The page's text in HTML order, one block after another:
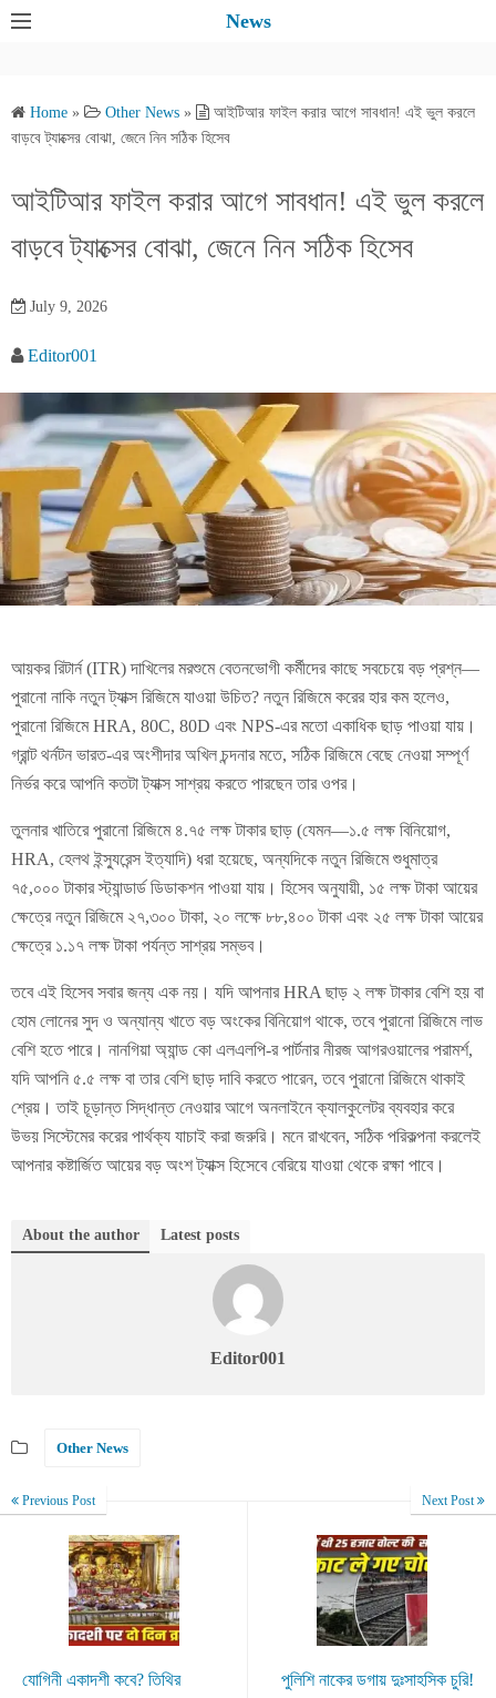
News
Home » Other News »
আইটিআর ফাইল করার আগে সাবধান! এই ভুল করলে
বাড়বে ট্যাক্সের বোঝা, জেনে নিন সঠিক হিসেব
আইটিআর ফাইল করার আগে সাবধান! এই ভুল করলে
বাড়বে ট্যাক্সের বোঝা, জেনে নিন সঠিক হিসেব
July 9, 2026
Editor001
আয়কর রিটার্ন (ITR) দাখিলের মরশুমে বেতনভোগী কর্মীদের কাছে সবচেয়ে বড় প্রশ্ন—
পুরানো নাকি নতুন ট্যাক্স রিজিমে যাওয়া উচিত? নতুন রিজিমে করের হার কম হলেও,
পুরানো রিজিমে HRA, 80C, 80D এবং NPS-এর মতো একাধিক ছাড় পাওয়া যায়।
গ্রান্ট থর্নটন ভারত-এর অংশীদার অখিল চন্দনার মতে, সঠিক রিজিমে বেছে নেওয়া সম্পূর্ণ
নির্ভর করে আপনি কতটা ট্যাক্স সাশ্রয় করতে পারছেন তার ওপর।
তুলনার খাতিরে পুরানো রিজিমে ৪.৭৫ লক্ষ টাকার ছাড় (যেমন—১.৫ লক্ষ বিনিয়োগ,
HRA, হেলথ ইন্স্যুরেন্স ইত্যাদি) ধরা হয়েছে, অন্যদিকে নতুন রিজিমে শুধুমাত্র
৭৫,০০০ টাকার স্ট্যান্ডার্ড ডিডাকশন পাওয়া যায়। হিসেব অনুযায়ী, ১৫ লক্ষ টাকা আয়ের
ক্ষেত্রে নতুন রিজিমে ২৭,৩০০ টাকা, ২০ লক্ষে ৮৮,৪০০ টাকা এবং ২৫ লক্ষ টাকা আয়ের
ক্ষেত্রে ১.১৭ লক্ষ টাকা পর্যন্ত সাশ্রয় সম্ভব।
তবে এই হিসেব সবার জন্য এক নয়। যদি আপনার HRA ছাড় ২ লক্ষ টাকার বেশি হয় বা
হোম লোনের সুদ ও অন্যান্য খাতে বড় অংকের বিনিয়োগ থাকে, তবে পুরানো রিজিমে লাভ
বেশি হতে পারে। নানগিয়া অ্যান্ড কো এলএলপি-র পার্টনার নীরজ আগরওয়ালের পরামর্শ,
যদি আপনি ৫.৫ লক্ষ বা তার বেশি ছাড় দাবি করতে পারেন, তবে পুরানো রিজিমে থাকাই
শ্রেয়। তাই চূড়ান্ত সিদ্ধান্ত নেওয়ার আগে অনলাইনে ক্যালকুলেটর ব্যবহার করে
উভয় সিস্টেমের করের পার্থক্য যাচাই করা জরুরি। মনে রাখবেন, সঠিক পরিকল্পনা করলেই
আপনার কষ্টার্জিত আয়ের বড় অংশ ট্যাক্স হিসেবে বেরিয়ে যাওয়া থেকে রক্ষা পাবে।
About the author Latest posts
Editor001
Other News
Previous Post
যোগিনী একাদশী কবে? তিথির
Next Post
পুলিশি নাকের ডগায় দুঃসাহসিক চুরি!